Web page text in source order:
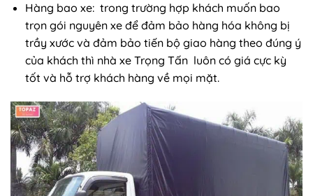
Hàng bao xe: trong trường hợp khách muốn bao
trọn gói nguyên xe để đảm bảo hàng hóa không bị
trầy xước và đảm bảo tiến bộ giao hàng theo đúng ý
của khách thì nhà xe Trọng Tấn luôn có giá cực kỳ
tốt và hỗ trợ khách hàng về mọi mặt.